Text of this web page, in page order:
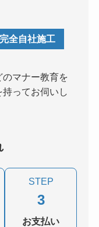
全自社施工
マナー教育を
ってお伺いし
STEP
3
お支払い